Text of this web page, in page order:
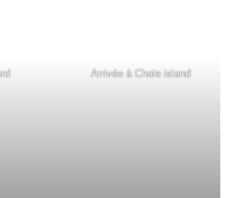
Arrivée à Chale island